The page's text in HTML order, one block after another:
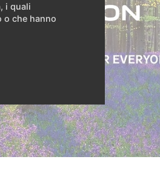
i quali
che hanno